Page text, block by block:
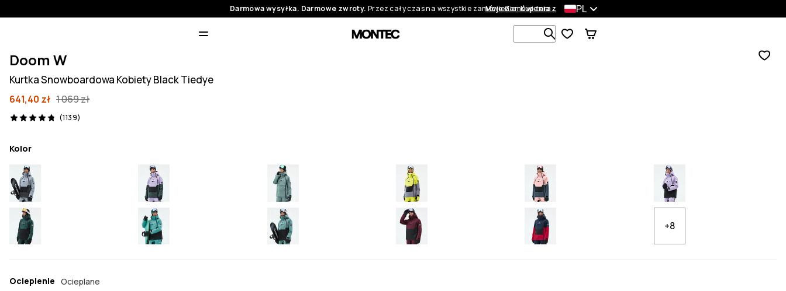
Darmowa wysyłka. Darmowe zwroty. Przez cały czas na wszystkie zamówienia.Kup teraz
Moje Zamówienia PL
Szukaj w 1 000+ produktach
Doom W
Kurtka Snowboardowa Kobiety Black Tiedye
641,40 zł 1 069 zł
(1139)
1139 recenzje, 4.8/5
Kolor
+8
Ocieplenie Ocieplane